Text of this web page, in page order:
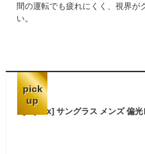
間の運転でも疲れにくく、視界が
い。
pick
up